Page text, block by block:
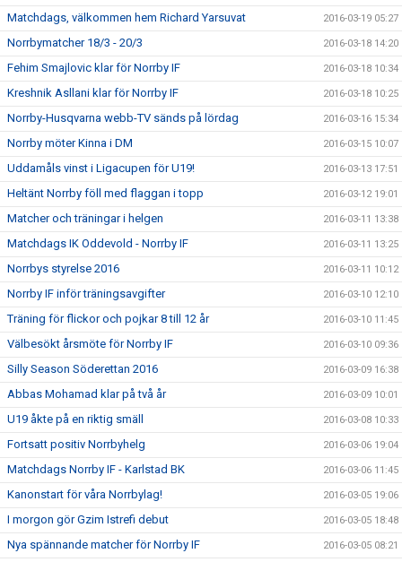
Matchdags, välkommen hem Richard Yarsuvat 2016-03-19 05:27
Norrbymatcher 18/3 - 20/3 2016-03-18 14:20
Fehim Smajlovic klar för Norrby IF 2016-03-18 10:34
Kreshnik Asllani klar för Norrby IF 2016-03-18 10:25
Norrby-Husqvarna webb-TV sänds på lördag 2016-03-16 15:34
Norrby möter Kinna i DM 2016-03-15 10:07
Uddamåls vinst i Ligacupen för U19! 2016-03-13 17:51
Heltänt Norrby föll med flaggan i topp 2016-03-12 19:01
Matcher och träningar i helgen 2016-03-11 13:38
Matchdags IK Oddevold - Norrby IF 2016-03-11 13:25
Norrbys styrelse 2016 2016-03-11 10:12
Norrby IF inför träningsavgifter 2016-03-10 12:10
Träning för flickor och pojkar 8 till 12 år 2016-03-10 11:45
Välbesökt årsmöte för Norrby IF 2016-03-10 09:36
Silly Season Söderettan 2016 2016-03-09 16:38
Abbas Mohamad klar på två år 2016-03-09 10:01
U19 åkte på en riktig smäll 2016-03-08 10:33
Fortsatt positiv Norrbyhelg 2016-03-06 19:04
Matchdags Norrby IF - Karlstad BK 2016-03-06 11:45
Kanonstart för våra Norrbylag! 2016-03-05 19:06
I morgon gör Gzim Istrefi debut 2016-03-05 18:48
Nya spännande matcher för Norrby IF 2016-03-05 08:21